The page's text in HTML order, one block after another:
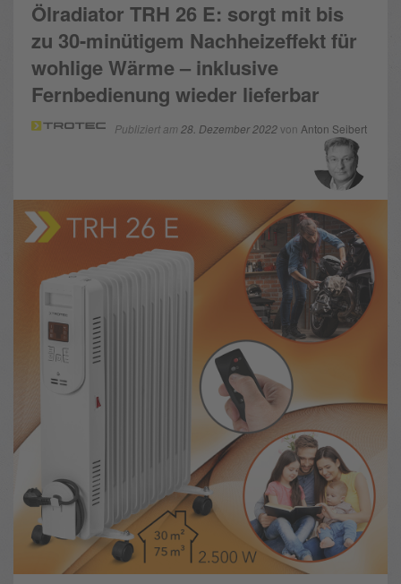
Ölradiator TRH 26 E: sorgt mit bis
zu 30-minütigem Nachheizeffekt für
wohlige Wärme – inklusive
Fernbedienung wieder lieferbar
Publiziert am 28. Dezember 2022von Anton Seibert